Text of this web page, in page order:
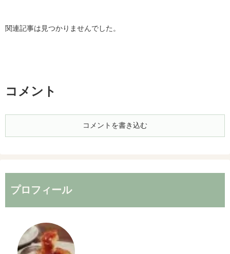
関連記事は見つかりませんでした。
コメント
コメントを書き込む
プロフィール